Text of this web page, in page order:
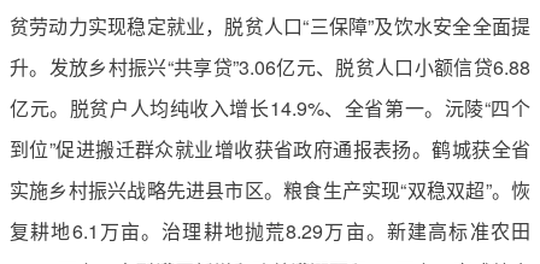
贫劳动力实现稳定就业，脱贫人口“三保障”及饮水安全全面提
升。发放乡村振兴“共享贷”3.06亿元、脱贫人口小额信贷6.88
亿元。脱贫户人均纯收入增长14.9%、全省第一。沅陵“四个
到位”促进搬迁群众就业增收获省政府通报表扬。鹤城获全省
实施乡村振兴战略先进县市区。粮食生产实现“双稳双超”。恢
复耕地6.1万亩。治理耕地抛荒8.29万亩。新建高标准农田